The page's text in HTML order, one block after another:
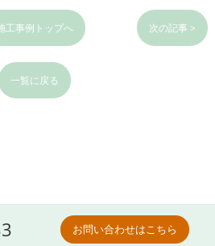
工事例トップへ 次の記事 >
一覧に戻る
お問い合わせはこちら